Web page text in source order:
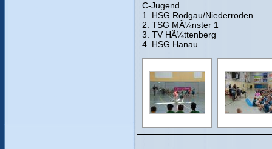
C-Jugend
1. HSG Rodgau/Niederroden
2. TSG MÃ¼nster 1
3. TV HÃ¼ttenberg
4. HSG Hanau